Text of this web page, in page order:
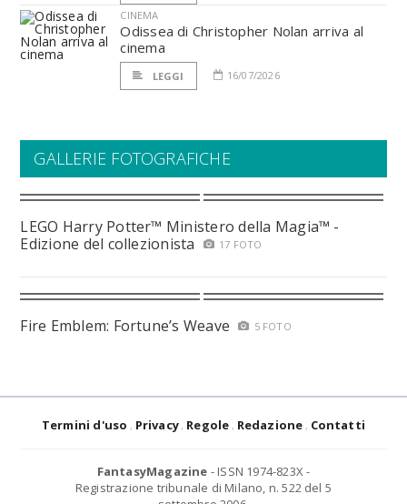
CINEMA
Odissea di Christopher Nolan arriva al
cinema
LEGGI 16/07/2026
GALLERIE FOTOGRAFICHE
LEGO Harry Potter™ Ministero della Magia™ -
Edizione del collezionista
17 FOTO
Fire Emblem: Fortune’s Weave 5 FOTO
Termini d'uso Privacy Regole Redazione Contatti
FantasyMagazine - ISSN 1974-823X -
Registrazione tribunale di Milano, n. 522 del 5